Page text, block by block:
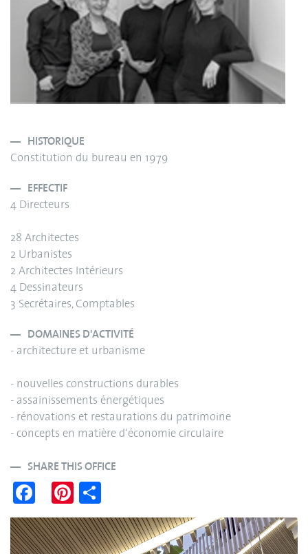
HISTORIQUE
Constitution du bureau en 1979
EFFECTIF
4 Directeurs
28 Architectes
2 Urbanistes
2 Architectes Intérieurs
4 Dessinateurs
3 Secrétaires, Comptables
DOMAINES D'ACTIVITÉ
- architecture et urbanisme
- nouvelles constructions durables
- assainissements énergétiques
- rénovations et restaurations du patrimoine
- concepts en matière d‘économie circulaire
SHARE THIS OFFICE
Fa
ce
bo
Pi
nt
er
ha
re